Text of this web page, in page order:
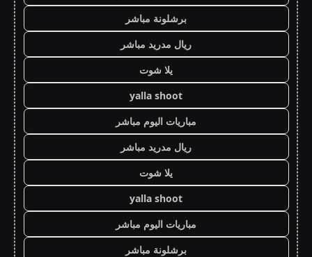
برشلونة مباشر
ريال مدريد مباشر
يلا شوت
yalla shoot
مباريات اليوم مباشر
ريال مدريد مباشر
يلا شوت
yalla shoot
مباريات اليوم مباشر
برشلونة مباشر